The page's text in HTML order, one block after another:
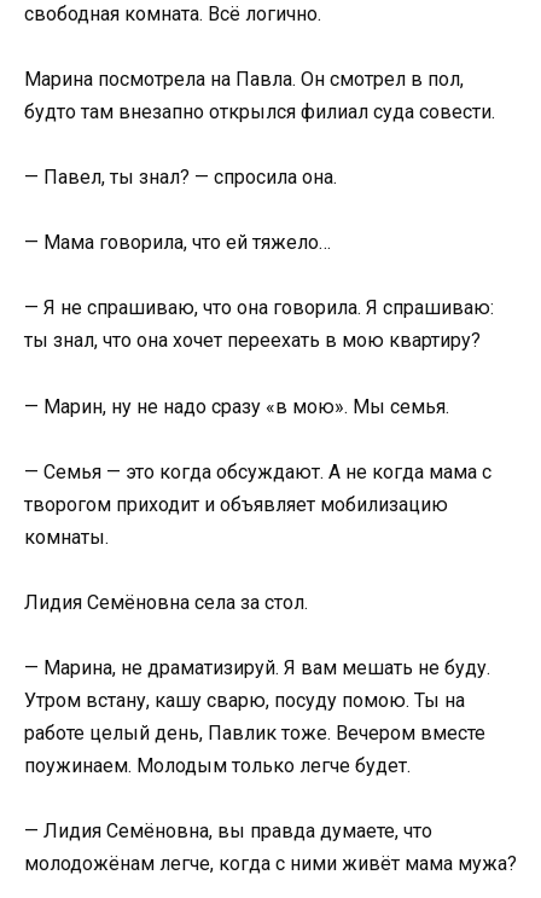
свободная комната. Всё логично.
Марина посмотрела на Павла. Он смотрел в пол,
будто там внезапно открылся филиал суда совести.
— Павел, ты знал? — спросила она.
— Мама говорила, что ей тяжело…
— Я не спрашиваю, что она говорила. Я спрашиваю:
ты знал, что она хочет переехать в мою квартиру?
— Марин, ну не надо сразу «в мою». Мы семья.
— Семья — это когда обсуждают. А не когда мама с
творогом приходит и объявляет мобилизацию
комнаты.
Лидия Семёновна села за стол.
— Марина, не драматизируй. Я вам мешать не буду.
Утром встану, кашу сварю, посуду помою. Ты на
работе целый день, Павлик тоже. Вечером вместе
поужинаем. Молодым только легче будет.
— Лидия Семёновна, вы правда думаете, что
молодожёнам легче, когда с ними живёт мама мужа?